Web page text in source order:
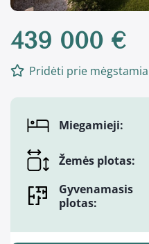
439 000 €
Pridėti prie
Miegamieji:
Žemės plotas:
Gyvenamasis
plotas: